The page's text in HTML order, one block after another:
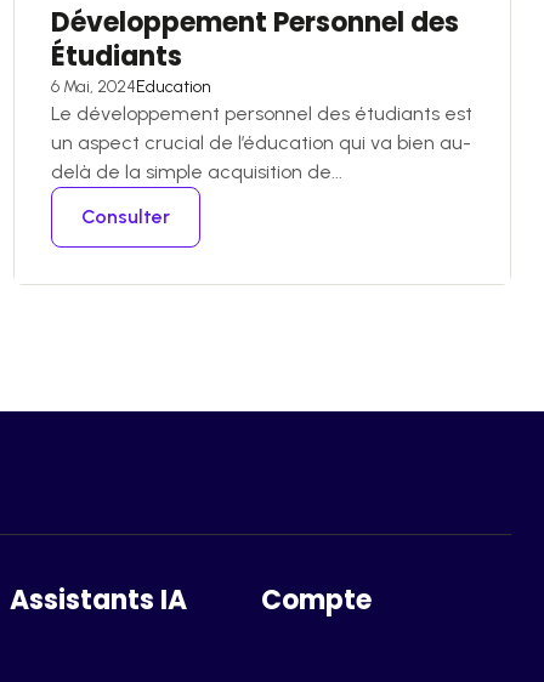
Développement Personnel des
Étudiants
6 Mai, 2024Education
Le développement personnel des étudiants est
un aspect crucial de l’éducation qui va bien au-
delà de la simple acquisition de...
Consulter
Assistants IA Compte